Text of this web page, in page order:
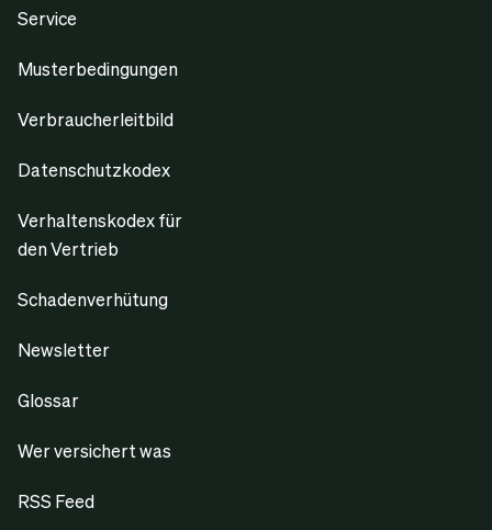
Service
Musterbedingungen
Verbraucherleitbild
Datenschutzkodex
Verhaltenskodex für
den Vertrieb
Schadenverhütung
Newsletter
Glossar
Wer versichert was
RSS Feed